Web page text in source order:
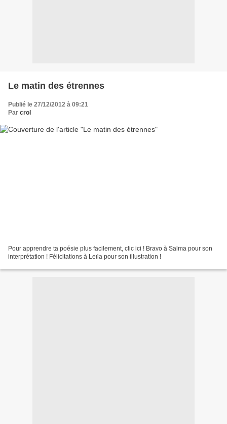
Le matin des étrennes
Publié le 27/12/2012 à 09:21
Par crol
Pour apprendre ta poésie plus facilement, clic ici ! Bravo à Salma pour son
interprétation ! Félicitations à Leïla pour son illustration !